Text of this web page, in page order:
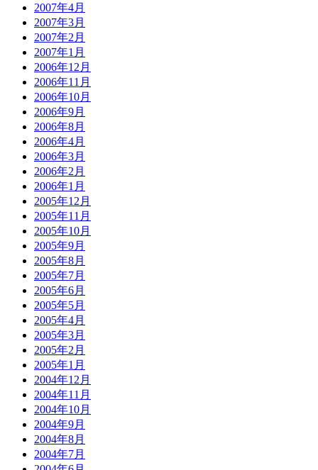
2007年4月
2007年3月
2007年2月
2007年1月
2006年12月
2006年11月
2006年10月
2006年9月
2006年8月
2006年4月
2006年3月
2006年2月
2006年1月
2005年12月
2005年11月
2005年10月
2005年9月
2005年8月
2005年7月
2005年6月
2005年5月
2005年4月
2005年3月
2005年2月
2005年1月
2004年12月
2004年11月
2004年10月
2004年9月
2004年8月
2004年7月